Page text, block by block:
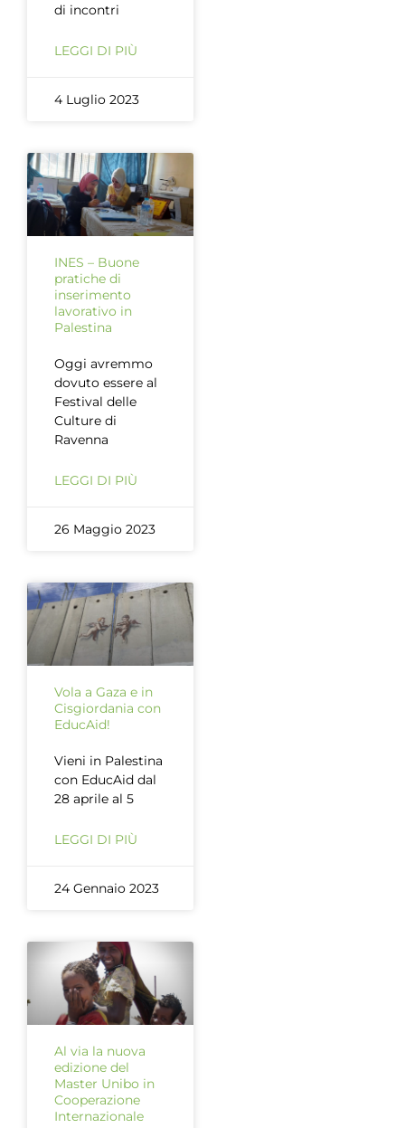
di incontri
LEGGI DI PIÙ
4 Luglio 2023
INES – Buone
pratiche di
inserimento
lavorativo in
Palestina
Oggi avremmo
dovuto essere al
Festival delle
Culture di
Ravenna
LEGGI DI PIÙ
26 Maggio 2023
Vola a Gaza e in
Cisgiordania con
EducAid!
Vieni in Palestina
con EducAid dal
28 aprile al 5
LEGGI DI PIÙ
24 Gennaio 2023
Al via la nuova
edizione del
Master Unibo in
Cooperazione
Internazionale